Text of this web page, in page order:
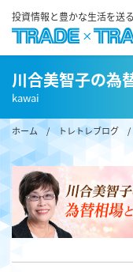
投資情報と豊かな生活を送
川合美智子の為
kawai
ホーム/ トレトレブログ /